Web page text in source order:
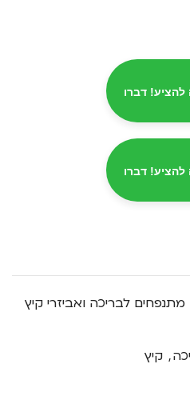
להציע! דברו
להציע! דברו
מתנפחים לבריכה ואביזרי קיץ
, קיץ